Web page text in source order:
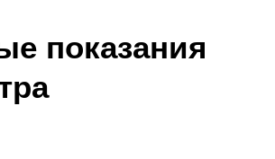
показания